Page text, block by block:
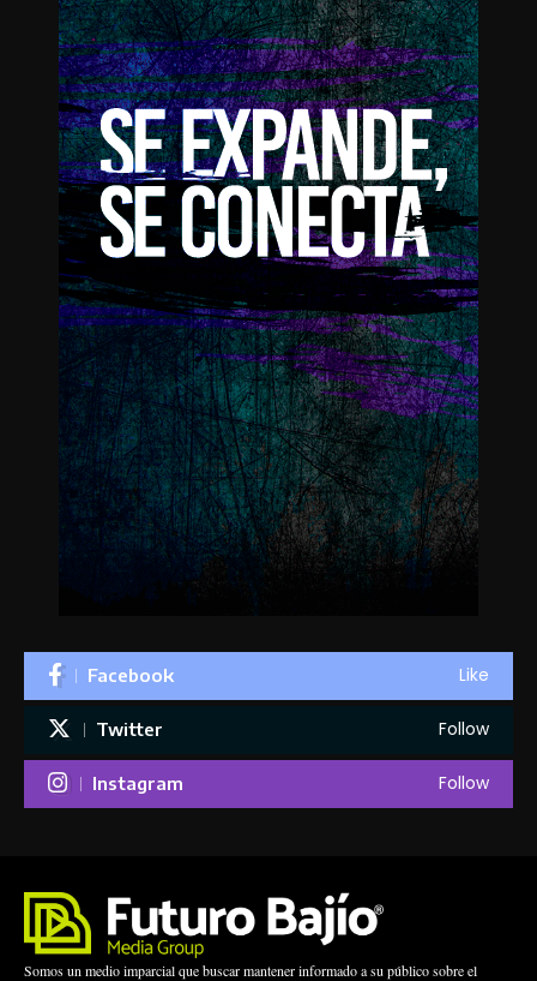
Facebook Like
Twitter Follow
Instagram Follow
Somos un medio imparcial que buscar mantener informado a su público sobre el